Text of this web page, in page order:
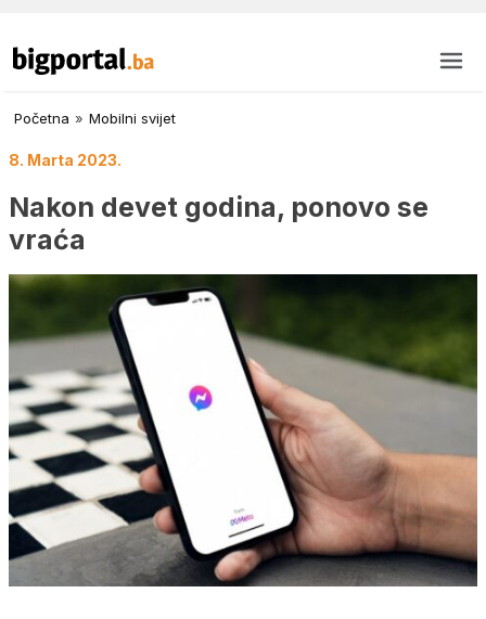
Početna » Mobilni svijet
8. Marta 2023.
Nakon devet godina, ponovo se
vraća